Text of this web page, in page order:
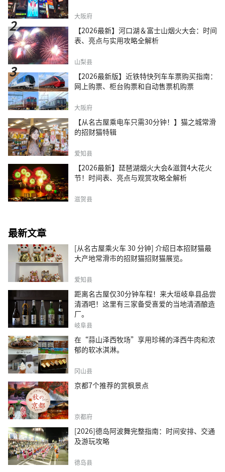
大阪府
【2026最新】河口湖＆富士山烟火大会：时间
表、亮点与实用攻略全解析
山梨县
【2026最新版】近铁特快列车车票购买指南：
网上购票、柜台购票和自动售票机购票
大阪府
【从名古屋乘电车只需30分钟！】猫之城常滑
的招财猫特辑
爱知县
【2026最新】琵琶湖烟火大会&滋賀4大花火
节！时间表、亮点与观赏攻略全解析
滋贺县
最新文章
[从名古屋乘火车 30 分钟] 介绍日本招财猫最
大产地常滑市的招财猫招财猫展览。
爱知县
距离名古屋仅30分钟车程！来大垣岐阜县品尝
清酒吧！这里有三家备受喜爱的当地清酒酿造
厂。
岐阜县
在“蒜山泽西牧场”享用珍稀的泽西牛肉和浓
郁的软冰淇淋。
冈山县
京都7个推荐的赏枫景点
京都府
[2026]德岛阿波舞完整指南：时间安排、交通
及游玩攻略
德岛县